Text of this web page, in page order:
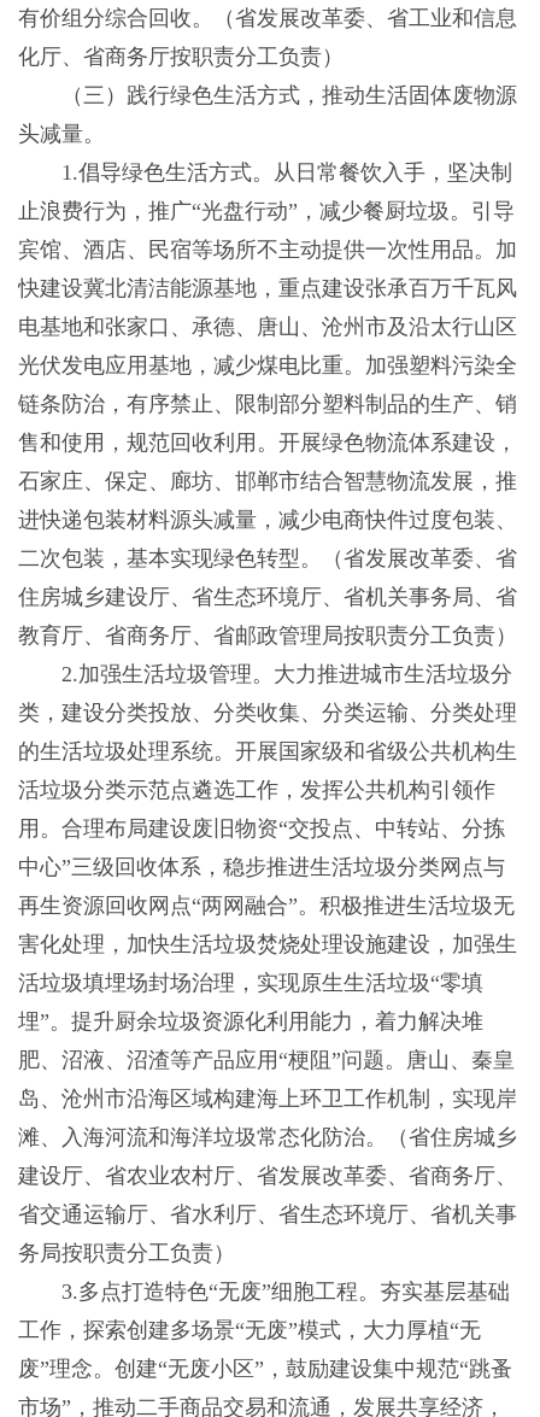
有价组分综合回收。（省发展改革委、省工业和信息
化厅、省商务厅按职责分工负责）
（三）践行绿色生活方式，推动生活固体废物源
头减量。
1.倡导绿色生活方式。从日常餐饮入手，坚决制
止浪费行为，推广“光盘行动”，减少餐厨垃圾。引导
宾馆、酒店、民宿等场所不主动提供一次性用品。加
快建设冀北清洁能源基地，重点建设张承百万千瓦风
电基地和张家口、承德、唐山、沧州市及沿太行山区
光伏发电应用基地，减少煤电比重。加强塑料污染全
链条防治，有序禁止、限制部分塑料制品的生产、销
售和使用，规范回收利用。开展绿色物流体系建设，
石家庄、保定、廊坊、邯郸市结合智慧物流发展，推
进快递包装材料源头减量，减少电商快件过度包装、
二次包装，基本实现绿色转型。（省发展改革委、省
住房城乡建设厅、省生态环境厅、省机关事务局、省
教育厅、省商务厅、省邮政管理局按职责分工负责）
2.加强生活垃圾管理。大力推进城市生活垃圾分
类，建设分类投放、分类收集、分类运输、分类处理
的生活垃圾处理系统。开展国家级和省级公共机构生
活垃圾分类示范点遴选工作，发挥公共机构引领作
用。合理布局建设废旧物资“交投点、中转站、分拣
中心”三级回收体系，稳步推进生活垃圾分类网点与
再生资源回收网点“两网融合”。积极推进生活垃圾无
害化处理，加快生活垃圾焚烧处理设施建设，加强生
活垃圾填埋场封场治理，实现原生生活垃圾“零填
埋”。提升厨余垃圾资源化利用能力，着力解决堆
肥、沼液、沼渣等产品应用“梗阻”问题。唐山、秦皇
岛、沧州市沿海区域构建海上环卫工作机制，实现岸
滩、入海河流和海洋垃圾常态化防治。（省住房城乡
建设厅、省农业农村厅、省发展改革委、省商务厅、
省交通运输厅、省水利厅、省生态环境厅、省机关事
务局按职责分工负责）
3.多点打造特色“无废”细胞工程。夯实基层基础
工作，探索创建多场景“无废”模式，大力厚植“无
废”理念。创建“无废小区”，鼓励建设集中规范“跳蚤
市场”，推动二手商品交易和流通，发展共享经济，